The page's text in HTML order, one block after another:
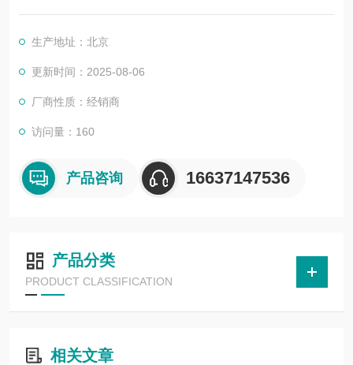
维修的重要组成部分。这些配件种类繁多，涵盖了功率变换、控
生产地址：北京
更新时间：2025-08-06
厂商性质：经销商
访问量：160
产品咨询 16637147536
产品分类
PRODUCT CLASSIFICATION
相关文章